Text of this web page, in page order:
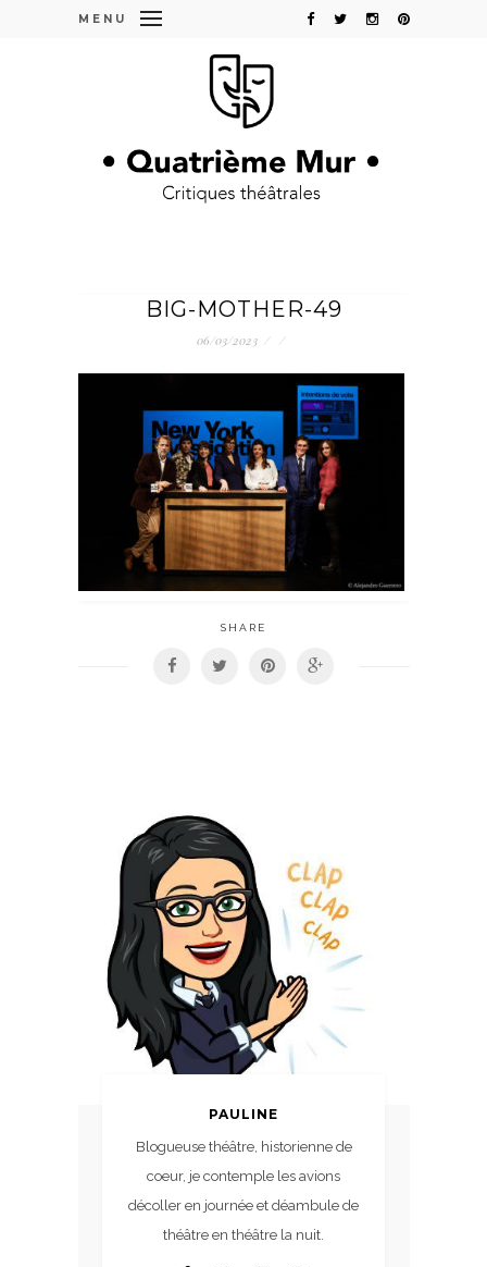
MENU
BIG-MOTHER-49
06/03/2023 / /
SHARE
PAULINE
Blogueuse théâtre, historienne de
coeur, je contemple les avions
décoller en journée et déambule de
théâtre en théâtre la nuit.